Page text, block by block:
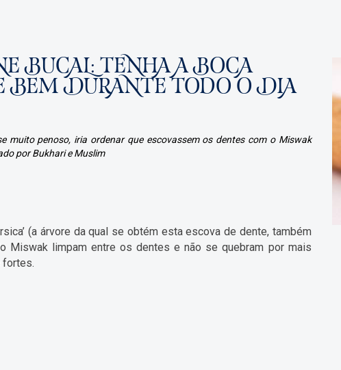
BUCAL: TENHA A BOCA
BEM DURANTE TODO O DIA
muito penoso, iria ordenar que escovassem os dentes com o Miswak
por Bukhari e Muslim
(a árvore da qual se obtém esta escova de dente, também
Miswak limpam entre os dentes e não se quebram por mais
fortes.